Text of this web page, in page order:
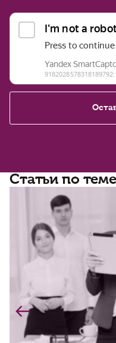
Статьи по теме